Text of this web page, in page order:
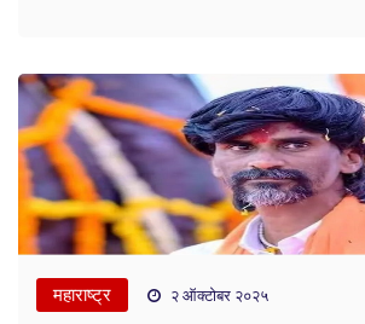
महाराष्ट्र २ ऑक्टोबर २०२५